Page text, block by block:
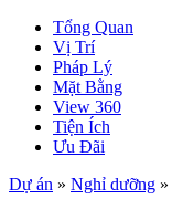
Tổng Quan
Vị Trí
Pháp Lý
Mặt Bằng
View 360
Tiện Ích
Ưu Đãi
Dự án » Nghỉ dưỡng »